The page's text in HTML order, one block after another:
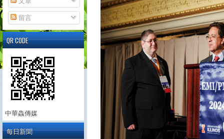
留言
QR CODE
中華鱻傳媒
每日新聞